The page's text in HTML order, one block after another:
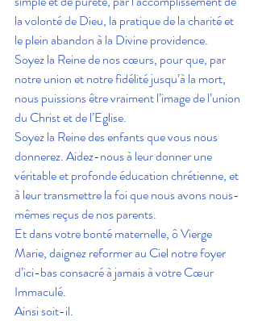
la volonté de Dieu, la pratique de la charité et
le plein abandon à la Divine providence.
Soyez la Reine de nos cœurs, pour que, par
notre union et notre fidélité jusqu’à la mort,
nous puissions être vraiment l’image de l’union
du Christ et de l’Eglise.
Soyez la Reine des enfants que vous nous
donnerez. Aidez-nous à leur donner une
véritable et profonde éducation chrétienne, et
à leur transmettre la foi que nous avons nous-
mêmes reçus de nos parents.
Et dans votre bonté maternelle, ô Vierge
Marie, daignez reformer au Ciel notre foyer
d’ici-bas consacré à jamais à votre Cœur
Immaculé.
Ainsi soit-il.